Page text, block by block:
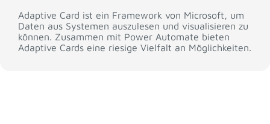
Adaptive Card ist ein Framework von Microsoft, um
Daten aus Systemen auszulesen und visualisieren zu
können. Zusammen mit Power Automate bieten
Adaptive Cards eine riesige Vielfalt an Möglichkeiten.